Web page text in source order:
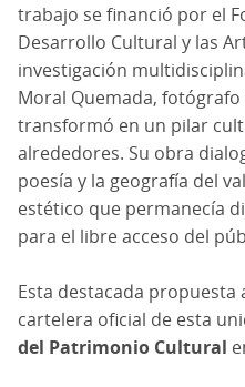
trabajo se financió por el
Desarrollo Cultural y las
investigación
Moral Quemada,
transformó en un pilar
alrededores. Su obra
poesía y la geografía del
estético que permanecía
para el libre acceso del
Esta destacada
cartelera oficial de esta
del Patrimonio Cultural